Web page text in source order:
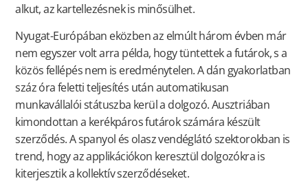
alkut, az kartellezésnek is minősülhet.
Nyugat-Európában eközben az elmúlt három évben már
nem egyszer volt arra példa, hogy tüntettek a futárok, s a
közös fellépés nem is eredménytelen. A dán gyakorlatban
száz óra feletti teljesítés után automatikusan
munkavállalói státuszba kerül a dolgozó. Ausztriában
kimondottan a kerékpáros futárok számára készült
szerződés. A spanyol és olasz vendéglátó szektorokban is
trend, hogy az applikációkon keresztül dolgozókra is
kiterjesztik a kollektív szerződéseket.